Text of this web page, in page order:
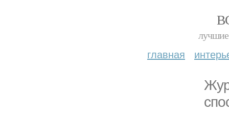
лучшие
главная